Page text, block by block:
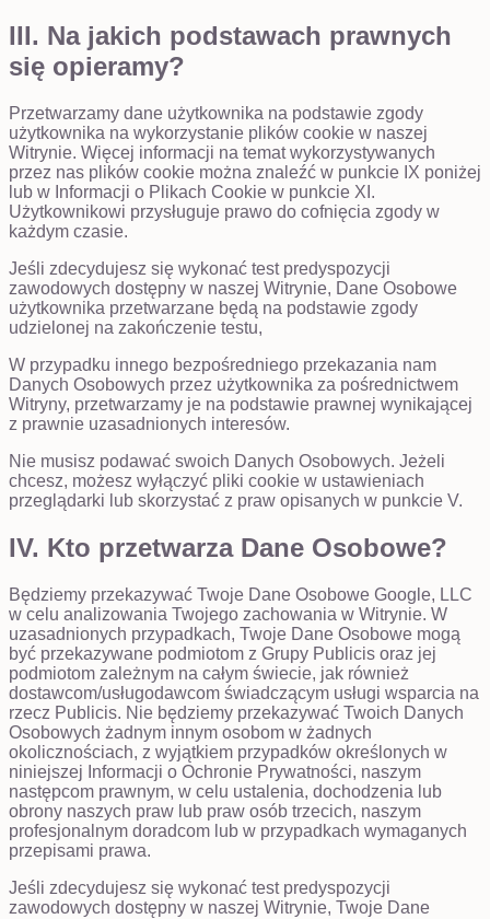
III. Na jakich podstawach prawnych
się opieramy?
Przetwarzamy dane użytkownika na podstawie zgody
użytkownika na wykorzystanie plików cookie w naszej
Witrynie. Więcej informacji na temat wykorzystywanych
przez nas plików cookie można znaleźć w punkcie IX poniżej
lub w Informacji o Plikach Cookie w punkcie XI.
Użytkownikowi przysługuje prawo do cofnięcia zgody w
każdym czasie.
Jeśli zdecydujesz się wykonać test predyspozycji
zawodowych dostępny w naszej Witrynie, Dane Osobowe
użytkownika przetwarzane będą na podstawie zgody
udzielonej na zakończenie testu,
W przypadku innego bezpośredniego przekazania nam
Danych Osobowych przez użytkownika za pośrednictwem
Witryny, przetwarzamy je na podstawie prawnej wynikającej
z prawnie uzasadnionych interesów.
Nie musisz podawać swoich Danych Osobowych. Jeżeli
chcesz, możesz wyłączyć pliki cookie w ustawieniach
przeglądarki lub skorzystać z praw opisanych w punkcie V.
IV. Kto przetwarza Dane Osobowe?
Będziemy przekazywać Twoje Dane Osobowe Google, LLC
w celu analizowania Twojego zachowania w Witrynie. W
uzasadnionych przypadkach, Twoje Dane Osobowe mogą
być przekazywane podmiotom z Grupy Publicis oraz jej
podmiotom zależnym na całym świecie, jak również
dostawcom/usługodawcom świadczącym usługi wsparcia na
rzecz Publicis. Nie będziemy przekazywać Twoich Danych
Osobowych żadnym innym osobom w żadnych
okolicznościach, z wyjątkiem przypadków określonych w
niniejszej Informacji o Ochronie Prywatności, naszym
następcom prawnym, w celu ustalenia, dochodzenia lub
obrony naszych praw lub praw osób trzecich, naszym
profesjonalnym doradcom lub w przypadkach wymaganych
przepisami prawa.
Jeśli zdecydujesz się wykonać test predyspozycji
zawodowych dostępny w naszej Witrynie, Twoje Dane